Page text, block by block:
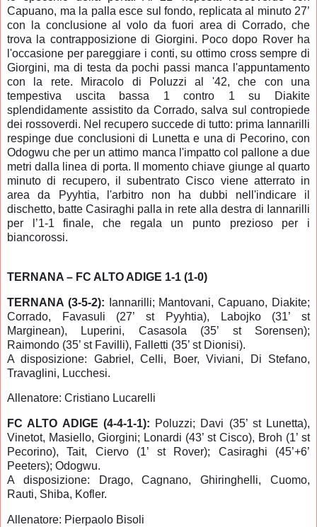
Capuano, ma la palla esce sul fondo, replicata al minuto 27’
con la conclusione al volo da fuori area di Corrado, che
trova la contrapposizione di Giorgini. Poco dopo Rover ha
l'occasione per pareggiare i conti, su ottimo cross sempre di
Giorgini, ma di testa da pochi passi manca l'appuntamento
con la rete. Miracolo di Poluzzi al '42, che con una
tempestiva uscita bassa 1 contro 1 su Diakite
splendidamente assistito da Corrado, salva sul contropiede
dei rossoverdi. Nel recupero succede di tutto: prima Iannarilli
respinge due conclusioni di Lunetta e una di Pecorino, con
Odogwu che per un attimo manca l'impatto col pallone a due
metri dalla linea di porta. Il momento chiave giunge al quarto
minuto di recupero, il subentrato Cisco viene atterrato in
area da Pyyhtia, l'arbitro non ha dubbi nell'indicare il
dischetto, batte Casiraghi palla in rete alla destra di Iannarilli
per l’1-1 finale, che regala un punto prezioso per i
biancorossi.
TERNANA – FC ALTO ADIGE 1-1 (1-0)
TERNANA (3-5-2): Iannarilli; Mantovani, Capuano, Diakite;
Corrado, Favasuli (27’ st Pyyhtia), Labojko (31’ st
Marginean), Luperini, Casasola (35’ st Sorensen);
Raimondo (35’ st Favilli), Falletti (35’ st Dionisi).
A disposizione: Gabriel, Celli, Boer, Viviani, Di Stefano,
Travaglini, Lucchesi.
Allenatore: Cristiano Lucarelli
FC ALTO ADIGE (4-4-1-1): Poluzzi; Davi (35’ st Lunetta),
Vinetot, Masiello, Giorgini; Lonardi (43’ st Cisco), Broh (1’ st
Pecorino), Tait, Ciervo (1’ st Rover); Casiraghi (45’+6’
Peeters); Odogwu.
A disposizione: Drago, Cagnano, Ghiringhelli, Cuomo,
Rauti, Shiba, Kofler.
Allenatore: Pierpaolo Bisoli